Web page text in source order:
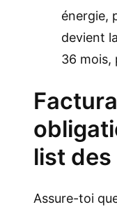
énergie,
devient
36 mois,
list
Assure-toi